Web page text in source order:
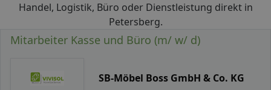
Handel, Logistik, Büro oder Dienstleistung direkt in
Petersberg.
Mitarbeiter Kasse und Büro (m/ w/ d)
SB-Möbel Boss GmbH & Co. KG